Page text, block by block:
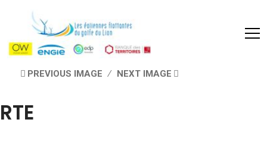
PREVIOUS IMAGE NEXT IMAGE
RTE